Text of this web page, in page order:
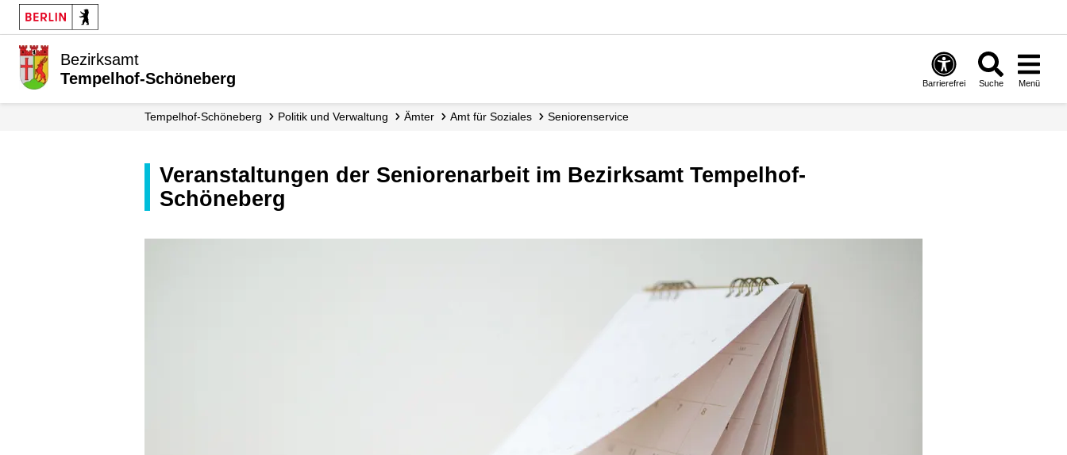
Bezirksamt
Tempelhof-Schöneberg
Barrierefrei Suche Menü
Tempelhof-Schöneberg Politik und Verwaltung Ämter Amt für Soziales Seniorenservice
Veranstaltungen der Seniorenarbeit im Bezirksamt Tempelhof-
Schöneberg